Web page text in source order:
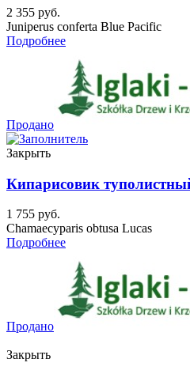
2 355 руб.
Juniperus conferta Blue Pacific
Подробнее
Продано
Закрыть
Кипарисовик
1 755 руб.
Chamaecyparis obtusa Lucas
Подробнее
Продано
Закрыть